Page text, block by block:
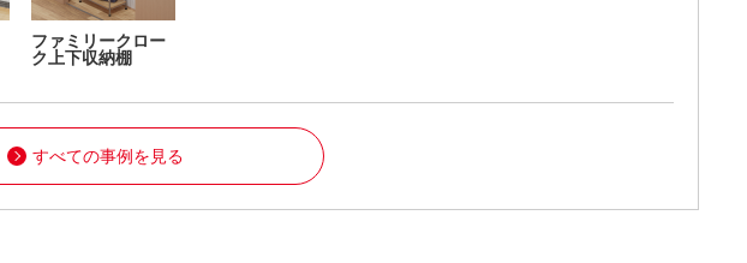
ファミリークロー
ク上下収納棚
すべての事例を見る